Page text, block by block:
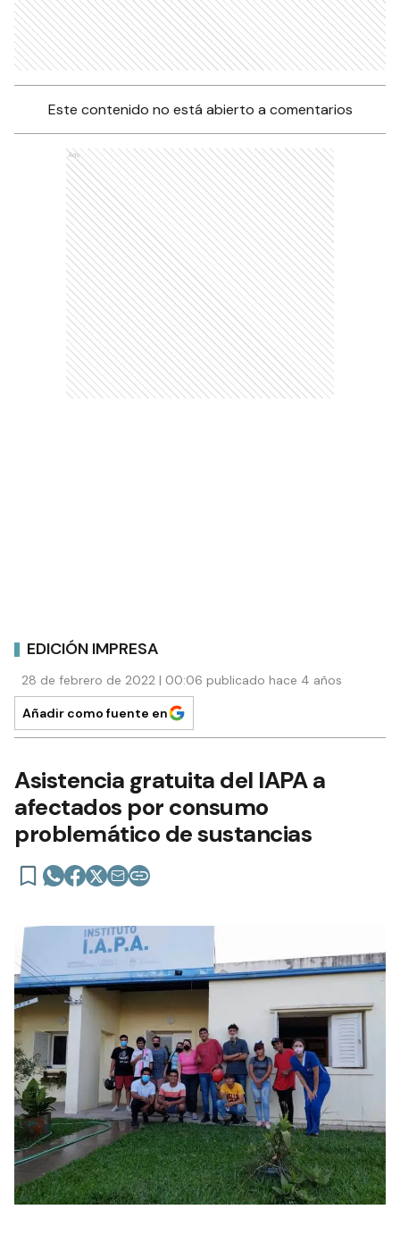
Este contenido no está abierto a comentarios
Ads
EDICIÓN IMPRESA
28 de febrero de 2022 | 00:06 publicado hace 4 años
Añadir como fuente en
Asistencia gratuita del IAPA a
afectados por consumo
problemático de sustancias